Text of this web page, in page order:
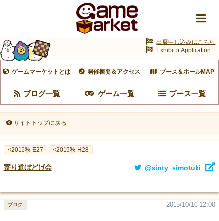
ゲームマーケットとは 開催概要＆アクセス ブース＆ホールMAP
ブログ一覧 ゲーム一覧 ブース一覧
出展申し込みはこちら
Exhibitor Application
サイトトップに戻る
<2016秋 E27 <2015秋 H28
寄り道ぼどげ会 @sinty_simotuki
2015/10/10 12:00
ブログ